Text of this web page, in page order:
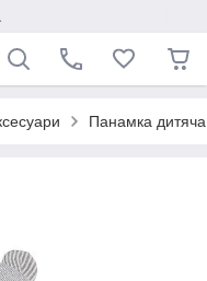
Панамка